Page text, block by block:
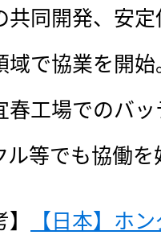
共同開発、安
域で協業を開
春工場でのバ
ル等でも協働を
【日本】ホ